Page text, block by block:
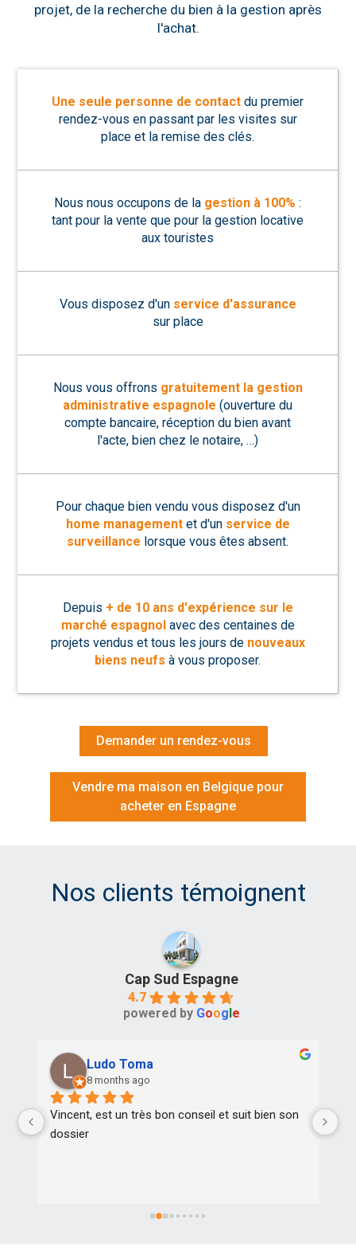
projet, de la recherche du bien à la gestion après
l'achat.
Une seule personne de contact du premier
rendez-vous en passant par les visites sur
place et la remise des clés.
Nous nous occupons de la gestion à 100% :
tant pour la vente que pour la gestion locative
aux touristes
Vous disposez d'un service d'assurance
sur place
Nous vous offrons gratuitement la gestion
administrative espagnole (ouverture du
compte bancaire, réception du bien avant
l'acte, bien chez le notaire, …)
Pour chaque bien vendu vous disposez d'un
home managementet d'un service de
surveillance lorsque vous êtes absent.
Depuis + de 10 ans d'expérience sur le
marché espagnolavec des centaines de
projets vendus et tous les jours de nouveaux
biens neufs à vous proposer.
Demander un rendez-vous
Vendre ma maison en Belgique pour
acheter en Espagne
Nos clients témoignent
Cap Sud Espagne
4.7
powered by Google
Ludo Toma
8 months ago
Vincent, est un très bon conseil et suit bien son
dossier